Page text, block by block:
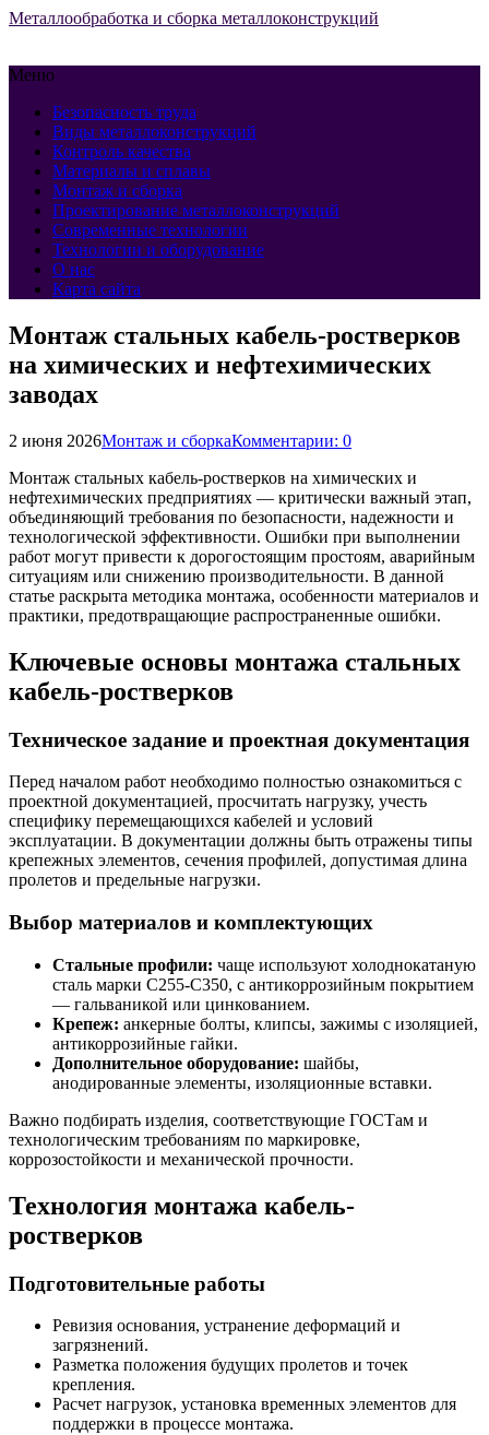
Металлообработка и сборка металлоконструкций
Меню
Безопасность труда
Виды металлоконструкций
Контроль качества
Материалы и сплавы
Монтаж и сборка
Проектирование металлоконструкций
Современные технологии
Технологии и оборудование
О нас
Карта сайта
Монтаж стальных кабель-ростверков
на химических и нефтехимических
заводах
2 июня 2026Монтаж и сборкаКомментарии: 0
Монтаж стальных кабель-ростверков на химических и
нефтехимических предприятиях — критически важный этап,
объединяющий требования по безопасности, надежности и
технологической эффективности. Ошибки при выполнении
работ могут привести к дорогостоящим простоям, аварийным
ситуациям или снижению производительности. В данной
статье раскрыта методика монтажа, особенности материалов и
практики, предотвращающие распространенные ошибки.
Ключевые основы монтажа стальных
кабель-ростверков
Техническое задание и проектная документация
Перед началом работ необходимо полностью ознакомиться с
проектной документацией, просчитать нагрузку, учесть
специфику перемещающихся кабелей и условий
эксплуатации. В документации должны быть отражены типы
крепежных элементов, сечения профилей, допустимая длина
пролетов и предельные нагрузки.
Выбор материалов и комплектующих
Стальные профили: чаще используют холоднокатаную
сталь марки C255-C350, с антикоррозийным покрытием
— гальваникой или цинкованием.
Крепеж: анкерные болты, клипсы, зажимы с изоляцией,
антикоррозийные гайки.
Дополнительное оборудование: шайбы,
анодированные элементы, изоляционные вставки.
Важно подбирать изделия, соответствующие ГОСТам и
технологическим требованиям по маркировке,
коррозостойкости и механической прочности.
Технология монтажа кабель-
ростверков
Подготовительные работы
Ревизия основания, устранение деформаций и
загрязнений.
Разметка положения будущих пролетов и точек
крепления.
Расчет нагрузок, установка временных элементов для
поддержки в процессе монтажа.